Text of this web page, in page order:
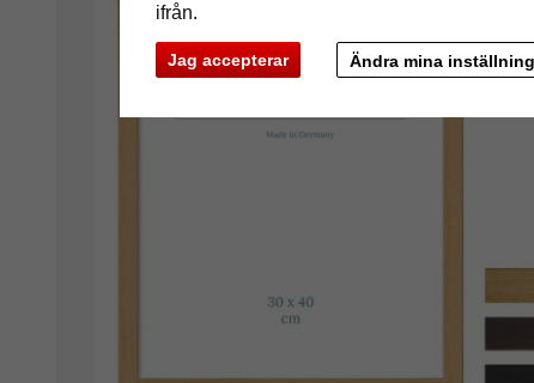
ifrån.
Jag accepterar Ändra mina